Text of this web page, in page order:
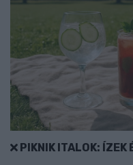
PIKNIK ITALOK: ÍZEK